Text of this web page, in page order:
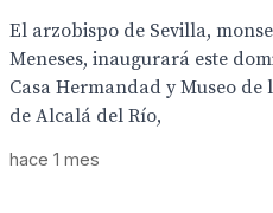
El arzobispo de Sevilla,
Meneses, inaugurará este
Casa Hermandad y Museo
de Alcalá del Río,
hace 1 mes